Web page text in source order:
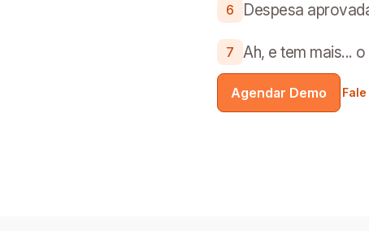
6 Despesa
7 Ah, e tem mais...
Agendar Demo